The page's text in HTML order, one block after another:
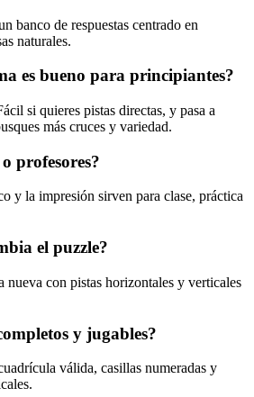
banco de respuestas centrado en
naturales.
es bueno para principiantes?
si quieres pistas directas, y pasa a
más cruces y variedad.
profesores?
y la impresión sirven para clase, práctica
el puzzle?
nueva con pistas horizontales y verticales
y jugables?
válida, casillas numeradas y